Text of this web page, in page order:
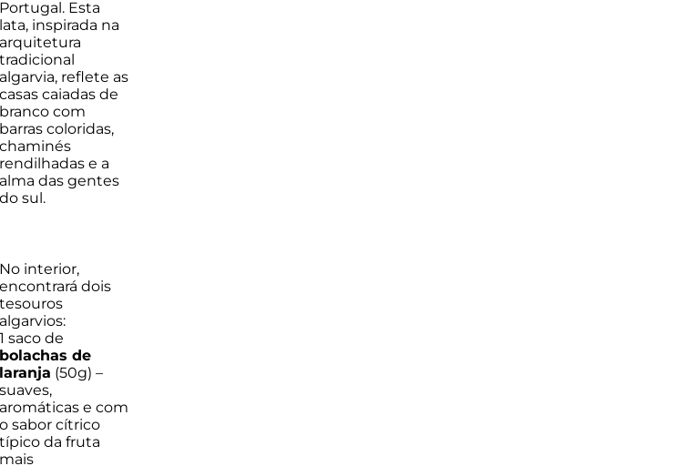
Portugal. Esta
lata, inspirada na
arquitetura
tradicional
algarvia, reflete as
casas caiadas de
branco com
barras coloridas,
chaminés
rendilhadas e a
alma das gentes
do sul.
No interior,
encontrará dois
tesouros
algarvios:
1 saco de
bolachas de
laranja (50g) –
suaves,
aromáticas e com
o sabor cítrico
típico da fruta
mais